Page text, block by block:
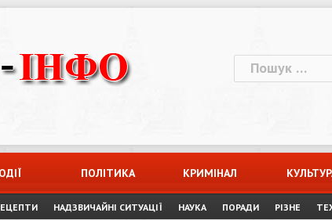
Пошук:
ПОЛІТИКА КРИМІНАЛ
НАДЗВИЧАЙНІ СИТУАЦІЇ НАУКА ПОРАДИ РІЗНЕ